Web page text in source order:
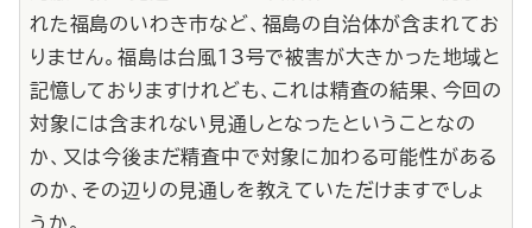
れた福島のいわき市など、福島の自治体が含まれてお
りません。福島は台風13号で被害が大きかった地域と
記憶しておりますけれども、これは精査の結果、今回の
対象には含まれない見通しとなったということなの
か、又は今後まだ精査中で対象に加わる可能性がある
のか、その辺りの見通しを教えていただけますでしょ
うか。